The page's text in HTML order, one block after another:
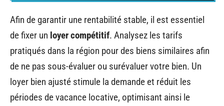
Afin de garantir une rentabilité stable, il est essentiel
de fixer un loyer compétitif. Analysez les tarifs
pratiqués dans la région pour des biens similaires afin
de ne pas sous-évaluer ou surévaluer votre bien. Un
loyer bien ajusté stimule la demande et réduit les
périodes de vacance locative, optimisant ainsi le